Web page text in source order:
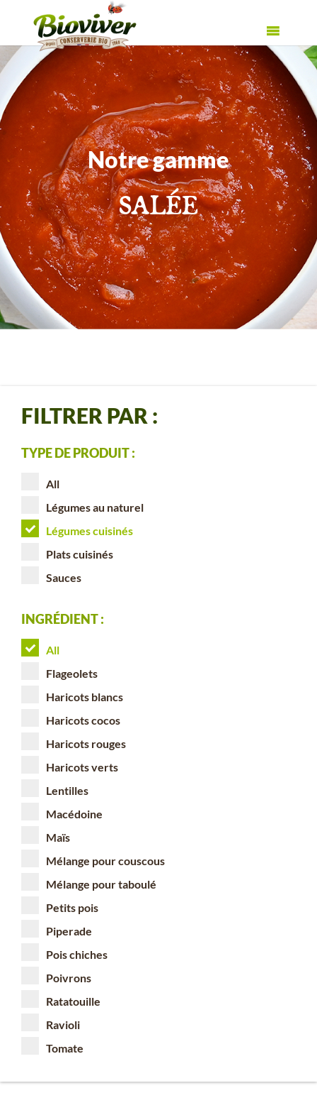
Notre gamme
SALÉE
FILTRER PAR :
TYPE DE PRODUIT :
All
Légumes au naturel
Légumes cuisinés
Plats cuisinés
Sauces
INGRÉDIENT :
All
Flageolets
Haricots blancs
Haricots cocos
Haricots rouges
Haricots verts
Lentilles
Macédoine
Maïs
Mélange pour couscous
Mélange pour taboulé
Petits pois
Piperade
Pois chiches
Poivrons
Ratatouille
Ravioli
Tomate